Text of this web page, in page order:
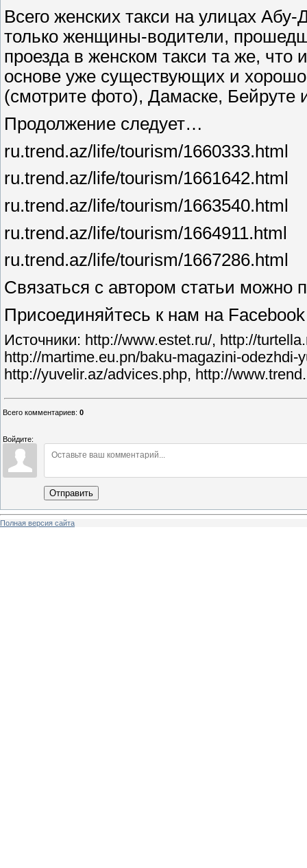
Всего женских такси на улицах
только женщины-водители,
проезда в женском такси та же, что
основе уже существующих и
(смотрите фото), Дамаске, Бейруте
Продолжение следует…
ru.trend.az/life/tourism/1660333.html
ru.trend.az/life/tourism/1661642.html
ru.trend.az/life/tourism/1663540.html
ru.trend.az/life/tourism/1664911.html
ru.trend.az/life/tourism/1667286.html
Связаться с автором статьи можно
Присоединяйтесь к нам на Facebook
Источники: http://www.estet.ru/, http://
http://martime.eu.pn/baku-magazini-
http://yuvelir.az/advices.php, http://
Всего комментариев: 0
Войдите:
Отправить
Полная версия сайта